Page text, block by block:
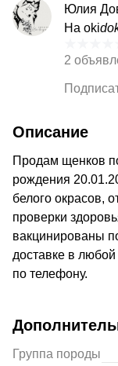
Юлия
На oki
2
Описание
Продам щенков
рождения
белого окрасов,
проверки
вакцинированы
доставке в
по телефону.
Группа породы